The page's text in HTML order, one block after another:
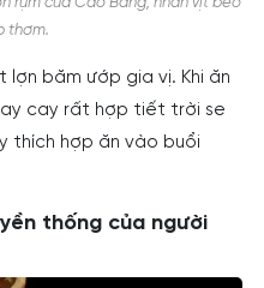
rụm của Cao Bằng, nhân vịt béo
thơm.
lợn băm ướp gia vị. Khi ăn
cay rất hợp tiết trời se
thích hợp ăn vào buổi
thống của người